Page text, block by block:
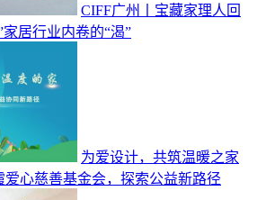
CIFF广州丨宝藏家理人回
居行业内卷的“渴”
为爱设计，共筑温暖之家
心慈善基金会，探索公益新路径